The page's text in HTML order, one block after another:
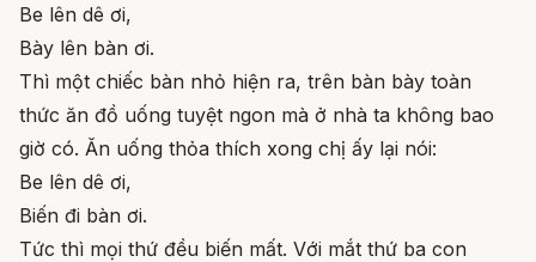
Be lên dê ơi,
Bày lên bàn ơi.
Thì một chiếc bàn nhỏ hiện ra, trên bàn bày toàn
thức ăn đồ uống tuyệt ngon mà ở nhà ta không bao
giờ có. Ăn uống thỏa thích xong chị ấy lại nói:
Be lên dê ơi,
Biến đi bàn ơi.
Tức thì mọi thứ đều biến mất. Với mắt thứ ba con